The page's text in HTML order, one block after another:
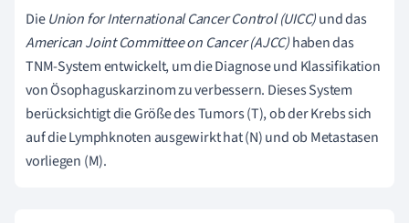
DieUnion for International Cancer Control (UICC)und das
American Joint Committee on Cancer (AJCC)haben das
TNM-System entwickelt, um die Diagnose und Klassifikation
von Ösophaguskarzinom zu verbessern. Dieses System
berücksichtigt die Größe des Tumors (T), ob der Krebs sich
auf die Lymphknoten ausgewirkt hat (N) und ob Metastasen
vorliegen (M).